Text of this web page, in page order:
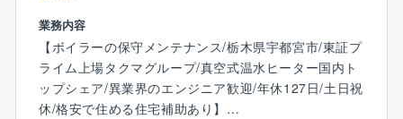
【特徴】
■CADやパースはグループ内のCADセンターへ、申請
業務は外部協力業者へ委託するフローを確立。
■「お客様よりお客様の家づくりに熱心であろう」とい
業務内容
【ボイラーの保守メンテナンス/栃木県宇都宮市/東証プ
ライム上場タクマグループ/真空式温水ヒーター国内ト
ップシェア/異業界のエンジニア歓迎/年休127日/土日祝
休/格安で住める住宅補助あり】